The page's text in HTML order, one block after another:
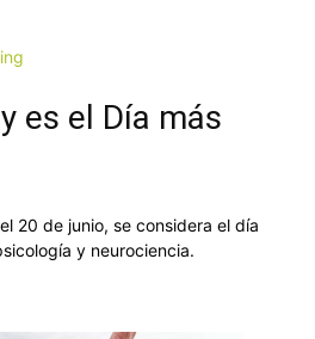
es el Día más
20 de junio, se considera el día
y neurociencia.